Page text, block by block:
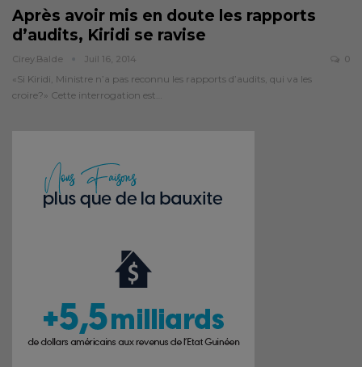
Après avoir mis en doute les rapports
d’audits, Kiridi se ravise
Cirey.balde Juil 16, 2014 0
«Si Kiridi, Ministre n’a pas reconnu les rapports d’audits, qui va les
croire?» Cette interrogation est…